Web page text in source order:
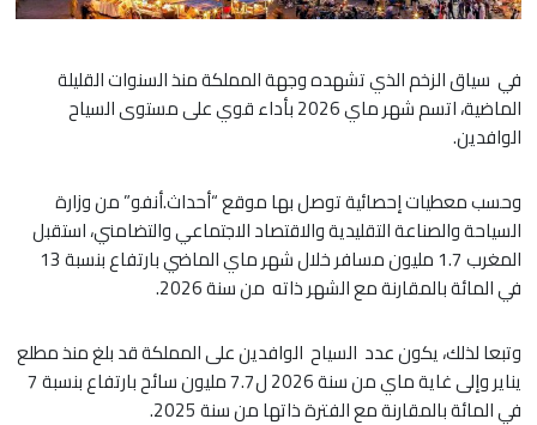
في سياق الزخم الذي تشهده وجهة المملكة منذ السنوات القليلة
الماضية، اتسم شهر ماي 2026 بأداء قوي على مستوى السياح
الوافدين.
وحسب معطيات إحصائية توصل بها موقع “أحداث.أنفو” من وزارة
السياحة والصناعة التقليدية والاقتصاد الاجتماعي والتضامني، استقبل
المغرب 1.7 مليون مسافر خلال شهر ماي الماضي بارتفاع بنسبة 13
في المائة بالمقارنة مع الشهر ذاته من سنة 2026.
وتبعا لذلك، يكون عدد السياح الوافدين على المملكة قد بلغ منذ مطلع
يناير وإلى غاية ماي من سنة 2026 ل7.7 مليون سائح بارتفاع بنسبة 7
في المائة بالمقارنة مع الفترة ذاتها من سنة 2025.